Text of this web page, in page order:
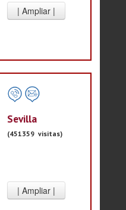
Sevilla
(451359 visitas)